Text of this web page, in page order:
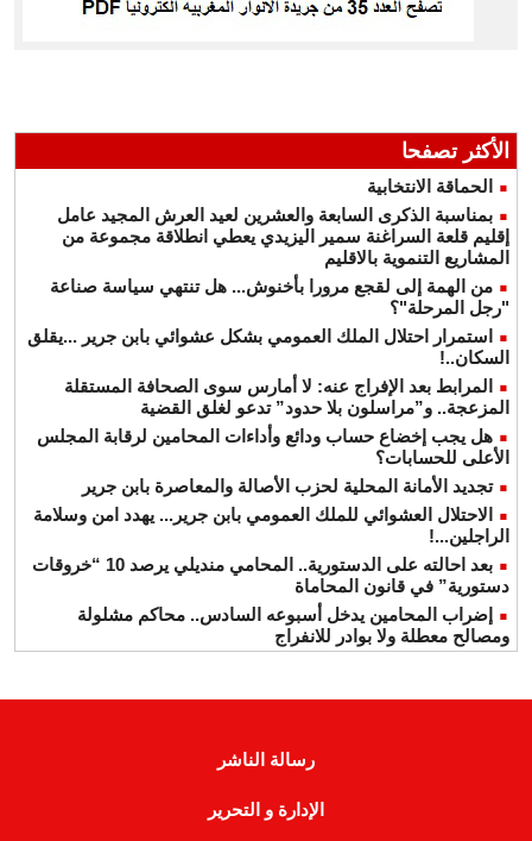
الأكثر تصفحا
الحماقة الانتخابية
بمناسبة الذكرى السابعة والعشرين لعيد العرش المجيد عامل
إقليم قلعة السراغنة سمير اليزيدي يعطي انطلاقة مجموعة من
المشاريع التنموية بالاقليم
من الهمة إلى لقجع مرورا بأخنوش... هل تنتهي سياسة صناعة
"رجل المرحلة"؟
استمرار احتلال الملك العمومي بشكل عشوائي بابن جرير ...يقلق
السكان..!
المرابط بعد الإفراج عنه: لا أمارس سوى الصحافة المستقلة
المزعجة.. و”مراسلون بلا حدود” تدعو لغلق القضية
هل يجب إخضاع حساب ودائع وأداءات المحامين لرقابة المجلس
الأعلى للحسابات؟
تجديد الأمانة المحلية لحزب الأصالة والمعاصرة بابن جرير
الاحتلال العشوائي للملك العمومي بابن جرير... يهدد امن وسلامة
الراجلين...!
بعد احالته على الدستورية.. المحامي منديلي يرصد 10 “خروقات
دستورية” في قانون المحاماة
إضراب المحامين يدخل أسبوعه السادس.. محاكم مشلولة
ومصالح معطلة ولا بوادر للانفراج
رسالة الناشر
الإدارة و التحرير